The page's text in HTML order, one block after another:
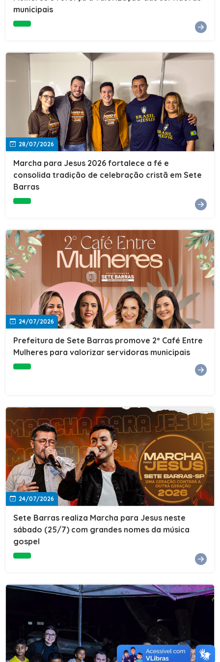
Cultura, Esporte e Lazer, Paulo Thomas, prestigiou os
compromisso da nossa gestão com a inclusão,
oferecendo a jovens e adultos a oportunidade de
concluir seus estudos e construir um futuro melhor.
Cada certificado entregue simboliza esforço,
determinação e a certeza de que investir em educação
é investir no desenvolvimento de Sete Barras."A
Prefeitura de Sete Barras também agradeceu ao SESI,
parceiro fundamental na retomada e ampliação da
Educação de Jovens e Adultos, aos professores, à
equipe da Secretaria Municipal de Educação e a todos
os profissionais que contribuíram para que esse
importante projeto voltasse a transformar a vida de
municipais
28/07/2026
Marcha para Jesus 2026 fortalece a fé e
consolida tradição de celebração cristã em Sete
Barras
24/07/2026
Prefeitura de Sete Barras promove 2º Café Entre
Mulheres para valorizar servidoras municipais
24/07/2026
Sete Barras realiza Marcha para Jesus neste
sábado (25/7) com grandes nomes da música
gospel